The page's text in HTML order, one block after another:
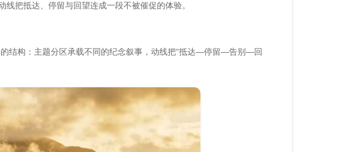
线把抵达、停留与回望连成一段不被催促的体验。
结构：主题分区承载不同的纪念叙事，动线把“抵达—停留—告别—回